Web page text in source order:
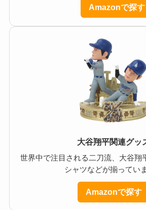
Amazonで探す
大谷翔平関連グッ
世界中で注目される二刀流、大谷翔
シャツなどが揃っていま
Amazonで探す